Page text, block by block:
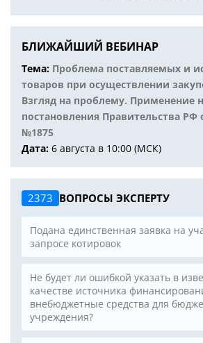
БЛИЖАЙШИЙ ВЕБИНАР
Тема: Проблема поставляемых и
товаров при осуществлении
Взгляд на проблему. Применение
постановления Правительства РФ
№1875
Дата: 6 августа в 10:00 (МСК)
2373 ВОПРОСЫ ЭКСПЕРТУ
Подана единственная заявка на
запросе котировок
Не будет ли ошибкой указать в
качестве источника
внебюджетные средства для
учреждения?